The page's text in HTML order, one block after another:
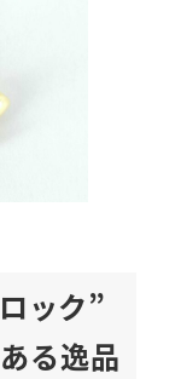
ック”
る逸品